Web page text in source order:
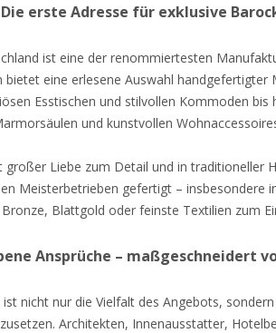
Die erste Adresse für exklusive
ist eine der renommiertesten
eine erlesene Auswahl handgefertigter
Esstischen und stilvollen Kommoden bis
und kunstvollen
Liebe zum Detail und in traditioneller
Meisterbetrieben gefertigt – insbesondere
Blattgold oder feinste Textilien zum
Ansprüche – maßgeschneidert
nicht nur die Vielfalt des Angebots,
Architekten, Innenausstatter,